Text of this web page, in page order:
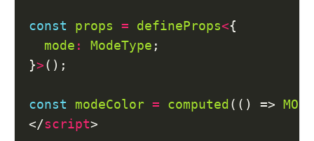
const props = defineProps<
mode : ModeType
}>
const modeColor = computed (() =>
</script